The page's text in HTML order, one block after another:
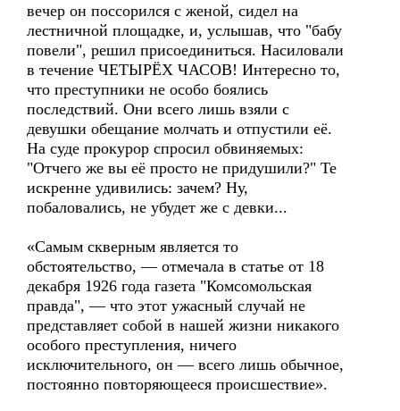
вечер он поссорился с женой, сидел на
лестничной площадке, и, услышав, что "бабу
повели", решил присоединиться. Насиловали
в течение ЧЕТЫРЁХ ЧАСОВ! Интересно то,
что преступники не особо боялись
последствий. Они всего лишь взяли с
девушки обещание молчать и отпустили её.
На суде прокурор спросил обвиняемых:
"Отчего же вы её просто не придушили?" Те
искренне удивились: зачем? Ну,
побаловались, не убудет же с девки...
«Самым скверным является то
обстоятельство, — отмечала в статье от 18
декабря 1926 года газета "Комсомольская
правда", — что этот ужасный случай не
представляет собой в нашей жизни никакого
особого преступления, ничего
исключительного, он — всего лишь обычное,
постоянно повторяющееся происшествие».